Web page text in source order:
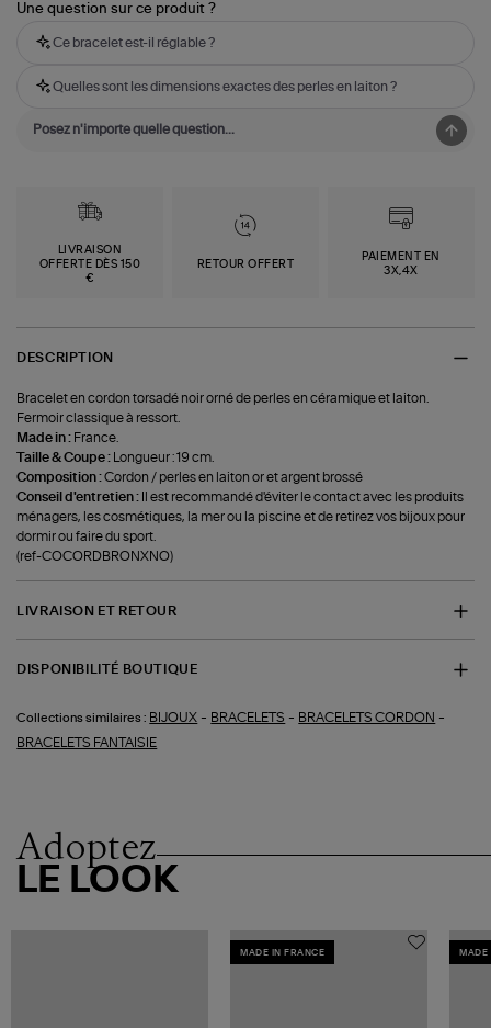
Une question sur ce produit ?
Ce bracelet est-il réglable ?
Quelles sont les dimensions exactes des perles en laiton ?
LIVRAISON
OFFERTE DÈS 150
€
RETOUR OFFERT
PAIEMENT EN
3X,4X
DESCRIPTION
Bracelet en cordon torsadé noir orné de perles en céramique et laiton.
Fermoir classique à ressort.
Made in : France.
Taille & Coupe :
Longueur : 19 cm.
Composition :Cordon / perles en laiton or et argent brossé
Conseil d'entretien :
Il est recommandé d'éviter le contact avec les produits
ménagers, les cosmétiques, la mer ou la piscine et de retirez vos bijoux pour
dormir ou faire du sport.
(ref-COCORDBRONXNO)
LIVRAISON ET RETOUR
DISPONIBILITÉ BOUTIQUE
Collections similaires : BIJOUX - BRACELETS - BRACELETS CORDON -
BRACELETS FANTAISIE
Adoptez
LE LOOK
MADE IN FRANCE MADE